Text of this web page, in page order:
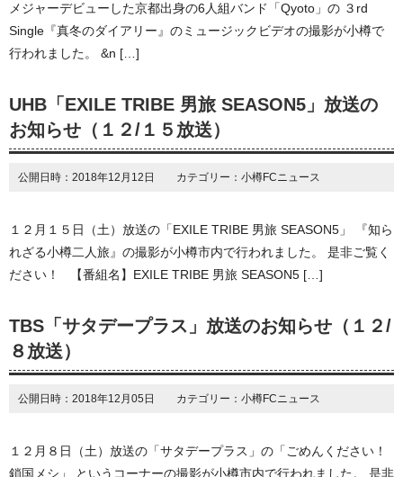
メジャーデビューした京都出身の6人組バンド「Qyoto」の ３rd
Single『真冬のダイアリー』のミュージックビデオの撮影が小樽で
行われました。 &n […]
UHB「EXILE TRIBE 男旅 SEASON5」放送の
お知らせ（１２/１５放送）
公開日時：2018年12月12日 カテゴリー：小樽FCニュース
１２月１５日（土）放送の「EXILE TRIBE 男旅 SEASON5」 『知ら
れざる小樽二人旅』の撮影が小樽市内で行われました。 是非ご覧く
ださい！ 【番組名】EXILE TRIBE 男旅 SEASON5 […]
TBS「サタデープラス」放送のお知らせ（１２/
８放送）
公開日時：2018年12月05日 カテゴリー：小樽FCニュース
１２月８日（土）放送の「サタデープラス」の「ごめんください！
鎖国メシ」 というコーナーの撮影が小樽市内で行われました。 是非